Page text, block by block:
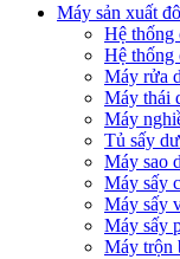
Máy sản xuất
Hệ thống
Hệ thống
Máy rửa
Máy thái
Máy
Tủ sấy
Máy sao
Máy sấy
Máy sấy
Máy sấy
Máy trộn